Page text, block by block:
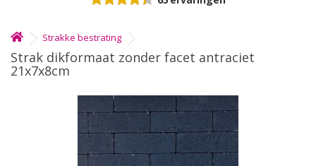
Strakke bestrating
Strak dikformaat zonder facet antraciet
21x7x8cm